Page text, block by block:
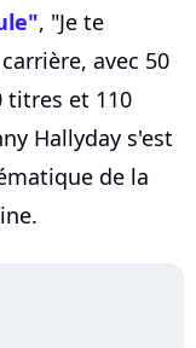
, "Je te
avec 50
titres et 110
Hallyday s'est
de la